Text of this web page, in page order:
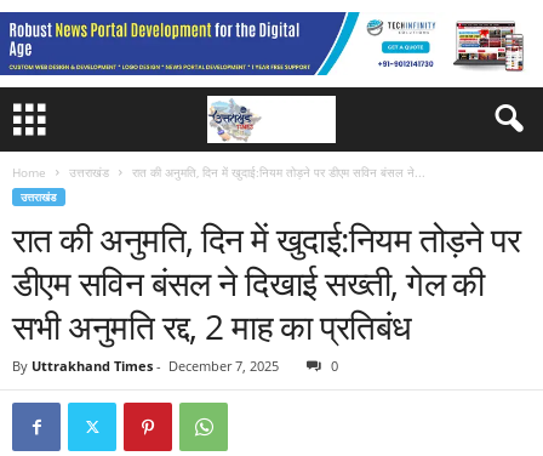
Home उत्तराखंड रात की अनुमति, दिन में खुदाई:नियम तोड़ने पर डीएम सविन बंसल ने...
उत्तराखंड
रात की अनुमति, दिन में खुदाई:नियम तोड़ने पर
डीएम सविन बंसल ने दिखाई सख्ती, गेल की
सभी अनुमति रद्द, 2 माह का प्रतिबंध
By Uttrakhand Times - December 7, 2025 0